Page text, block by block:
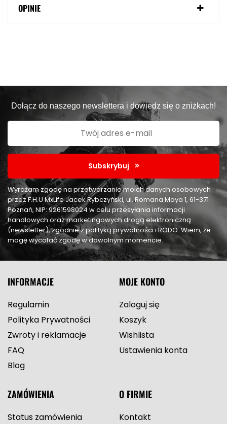
OPINIE
Dołącz do naszego newslettera i dowiedz się o zniżkach!
Subskrybuj
Wyrażam zgodę na przetwarzanie moich danych osobowych
przez F.H.U MxLife Jacek Rybczyński, ul. Romana Maya 1, 61-371
Poznań, NIP: 9261598024 w celu przesyłania informacji
handlowych oraz marketingowych drogą elektroniczną
(newsletter), zgodnie z polityką prywatności i RODO. Wiem, że
mogę wycofać zgodę w dowolnym momencie.
INFORMACJE
Regulamin
Polityka Prywatności
Zwroty i reklamacje
FAQ
Blog
MOJE KONTO
Zaloguj się
Koszyk
Wishlista
Ustawienia konta
ZAMÓWIENIA
Status zamówienia
O FIRMIE
Kontakt